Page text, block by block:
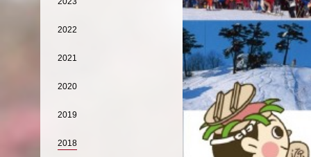
2022
2021
2020
2019
2018